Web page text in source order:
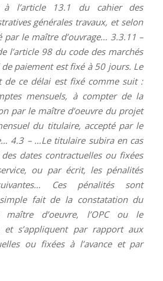
à l’article 13.1 du cahier des
générales travaux, et selon
par le maître d’ouvrage… 3.3.11 –
l’article 98 du code des marchés
paiement est fixé à 50 jours. Le
de ce délai est fixé comme suit :
mensuels, à compter de la
par le maître d’oeuvre du projet
du titulaire, accepté par le
4.3 – …Le titulaire subira en cas
dates contractuelles ou fixées
ou par écrit, les pénalités
Ces pénalités sont
fait de la constatation du
d’oeuvre, l’OPC ou le
et s’appliquent par rapport aux
ou fixées à l’avance et par